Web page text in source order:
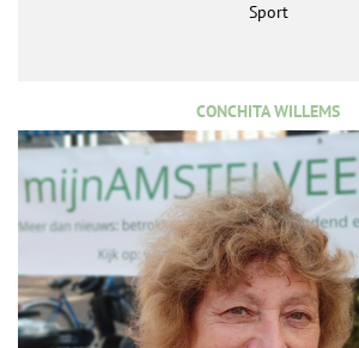
Sport
CONCHITA WILLEMS